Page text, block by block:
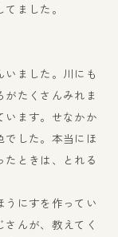
ました。
ました。川にも
がたくさんみれま
います。せなかか
でした。本当にほ
たときは、とれる
うにすを作ってい
んが、教えてく